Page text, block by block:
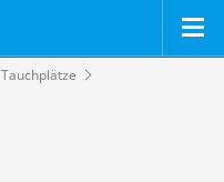
Tauchplätze